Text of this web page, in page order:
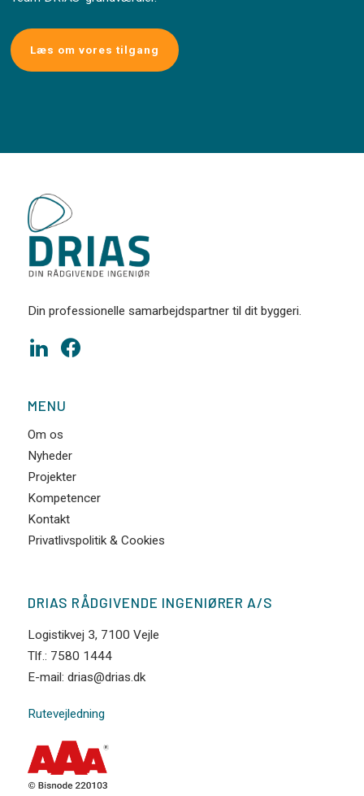
Læs om vores tilgang
Din professionelle samarbejdspartner til dit byggeri.
MENU
Om os
Nyheder
Projekter
Kompetencer
Kontakt
Privatlivspolitik & Cookies
DRIAS RÅDGIVENDE INGENIØRER A/S
Logistikvej 3, 7100 Vejle
Tlf.: 7580 1444
E-mail: drias@drias.dk
Rutevejledning